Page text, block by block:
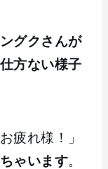
グクさんが
方ない様子
疲れ様！」
ゃいます。